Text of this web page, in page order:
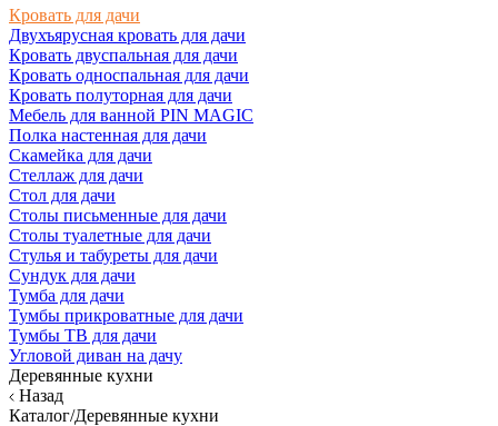
Кровать для дачи
Двухъярусная кровать для дачи
Кровать двуспальная для дачи
Кровать односпальная для дачи
Кровать полуторная для дачи
Мебель для ванной PIN MAGIC
Полка настенная для дачи
Скамейка для дачи
Стеллаж для дачи
Стол для дачи
Столы письменные для дачи
Столы туалетные для дачи
Стулья и табуреты для дачи
Сундук для дачи
Тумба для дачи
Тумбы прикроватные для дачи
Тумбы ТВ для дачи
Угловой диван на дачу
Деревянные кухни
Назад
Каталог/Деревянные кухни